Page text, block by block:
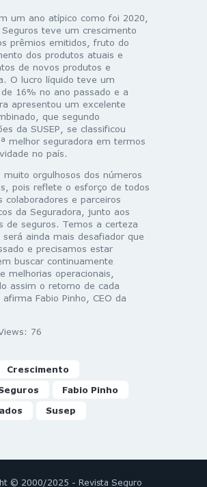
um ano atípico como foi 2020,
Seguros teve um crescimento
prêmios emitidos, fruto do
dos produtos atuais e
de novos produtos e
O lucro líquido teve um
16% no ano passado e a
apresentou um excelente
que segundo
da SUSEP, se classificou
melhor seguradora em termos
no país.
muito orgulhosos dos números
pois reflete o esforço de todos
colaboradores e parceiros
da Seguradora, junto aos
de seguros. Temos a certeza
será ainda mais desafiador que
e precisamos estar
buscar continuamente
melhorias operacionais,
assim o retorno de cada
afirma Fabio Pinho, CEO da
76
Crescimento
Fabio Pinho
Susep
© 2000/2025 - Revista Seguro